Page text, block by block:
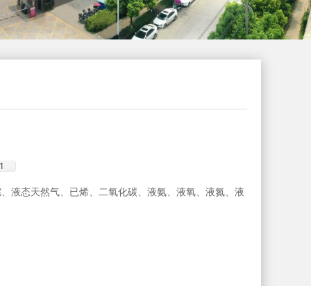
液态天然气、已烯、二氧化碳、液氨、液氧、液氮、液
1